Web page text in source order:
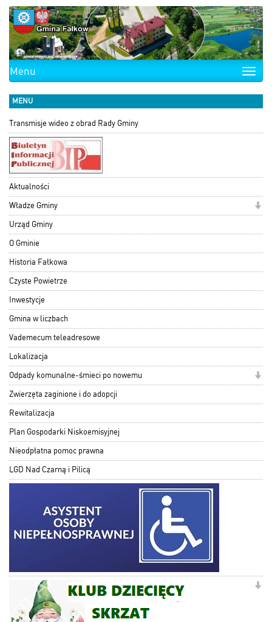
Toggle
Menu
MENU
Transmisje wideo z obrad Rady Gminy
Aktualności
Władze Gminy
Urząd Gminy
O Gminie
Historia Fałkowa
Czyste Powietrze
Inwestycje
Gmina w liczbach
Vademecum teleadresowe
Lokalizacja
Odpady komunalne-śmieci po nowemu
Zwierzęta zaginione i do adopcji
Rewitalizacja
Plan Gospodarki Niskoemisyjnej
Nieodpłatna pomoc prawna
LGD Nad Czarną i Pilicą